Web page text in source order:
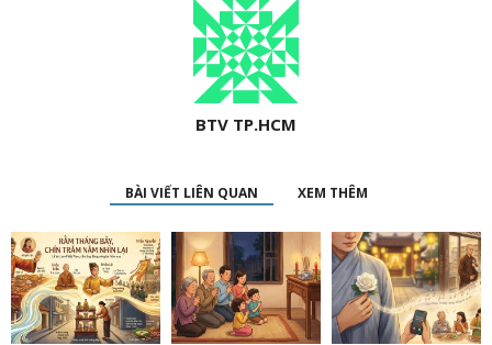
BTV TP.HCM
BÀI VIẾT LIÊN QUAN XEM THÊM